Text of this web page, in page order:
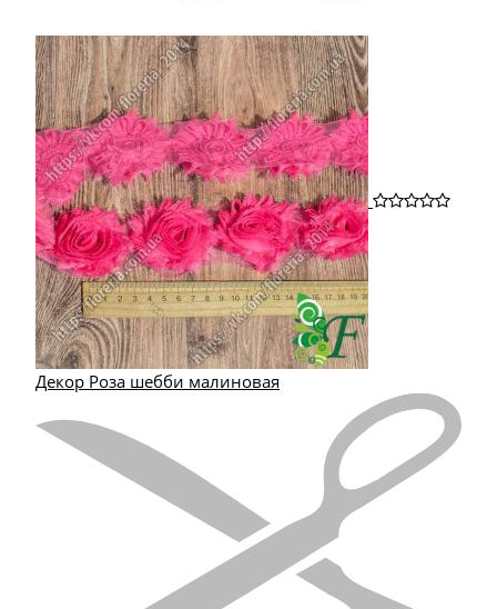
Декор Роза шебби малиновая